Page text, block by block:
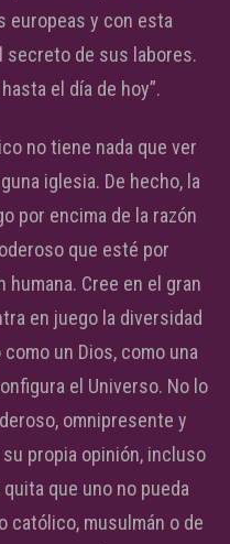
europeas y con esta
secreto de sus labores.
el día de hoy”.
no tiene nada que ver
iglesia. De hecho, la
por encima de la razón
que esté por
humana. Cree en el gran
en juego la diversidad
un Dios, como una
el Universo. No lo
omnipresente y
propia opinión, incluso
que uno no pueda
católico, musulmán o de